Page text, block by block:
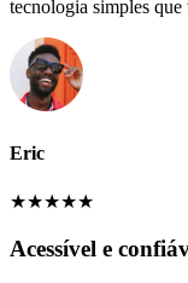
tecnologia simples
Eric
★★★★★
Acessível e